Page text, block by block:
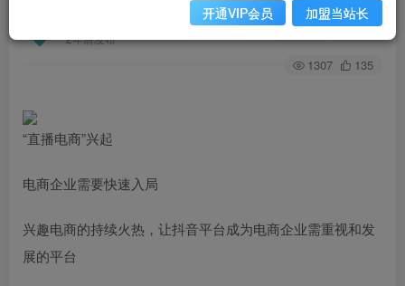
2年前发布
关注 私信
1307 135
“直播电商”兴起
电商企业需要快速入局
兴趣电商的持续火热，让抖音平台成为电商企业需重视和发
展的平台
开通VIP会员 加盟当站长